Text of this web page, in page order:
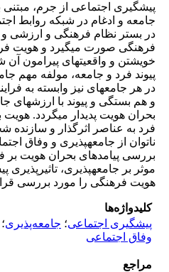
پیشگیری اجتماعی از جرم، مبتنی
جامعه و ادغام در شبکه روابط
در بستر نظام فرهنگی و ارزشی و
فرهنگی صورت می­گیرد و هویت
خویشتن و واقعیت­های پیرامون
پیوند فرد و جامعه، مولفه مهم
در هر جامعه­ای نیز وابسته به
و هم بستگی و پیوند با ارزش‏های
بحران هویت پدیدار می­گردد.
فرد به عناصر اثرگذار و سازنده
ناتوان از جامعه­پذیری و وفاق
بررسی پیامدهای بحران هویت بر
موثر بر جامعه­پذیری،
هویت فرهنگی را مورد بررسی
کلیدواژه‌ها
پیشگیری اجتماعی؛ جامعه‌پذیری؛
وفاق اجتماعی
مراجع